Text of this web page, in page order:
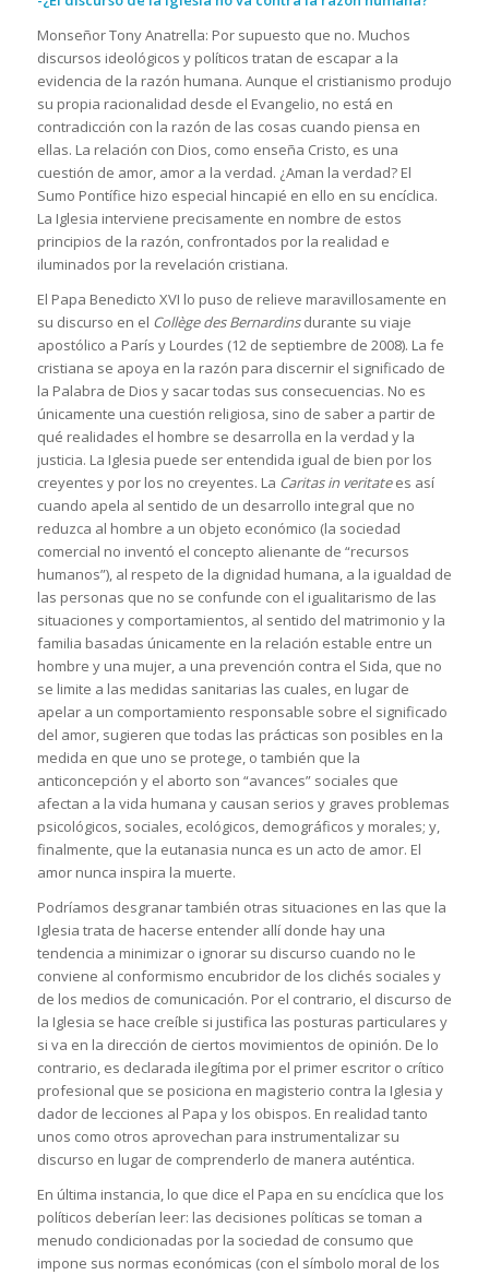
Monseñor Tony Anatrella: Por supuesto que no. Muchos
discursos ideológicos y políticos tratan de escapar a la
evidencia de la razón humana. Aunque el cristianismo produjo
su propia racionalidad desde el Evangelio, no está en
contradicción con la razón de las cosas cuando piensa en
ellas. La relación con Dios, como enseña Cristo, es una
cuestión de amor, amor a la verdad. ¿Aman la verdad? El
Sumo Pontífice hizo especial hincapié en ello en su encíclica.
La Iglesia interviene precisamente en nombre de estos
principios de la razón, confrontados por la realidad e
iluminados por la revelación cristiana.
El Papa Benedicto XVI lo puso de relieve maravillosamente en
su discurso en el Collège des Bernardinsdurante su viaje
apostólico a París y Lourdes (12 de septiembre de 2008). La fe
cristiana se apoya en la razón para discernir el significado de
la Palabra de Dios y sacar todas sus consecuencias. No es
únicamente una cuestión religiosa, sino de saber a partir de
qué realidades el hombre se desarrolla en la verdad y la
justicia. La Iglesia puede ser entendida igual de bien por los
creyentes y por los no creyentes. La Caritas in veritatees así
cuando apela al sentido de un desarrollo integral que no
reduzca al hombre a un objeto económico (la sociedad
comercial no inventó el concepto alienante de “recursos
humanos”), al respeto de la dignidad humana, a la igualdad de
las personas que no se confunde con el igualitarismo de las
situaciones y comportamientos, al sentido del matrimonio y la
familia basadas únicamente en la relación estable entre un
hombre y una mujer, a una prevención contra el Sida, que no
se limite a las medidas sanitarias las cuales, en lugar de
apelar a un comportamiento responsable sobre el significado
del amor, sugieren que todas las prácticas son posibles en la
medida en que uno se protege, o también que la
anticoncepción y el aborto son “avances” sociales que
afectan a la vida humana y causan serios y graves problemas
psicológicos, sociales, ecológicos, demográficos y morales; y,
finalmente, que la eutanasia nunca es un acto de amor. El
amor nunca inspira la muerte.
Podríamos desgranar también otras situaciones en las que la
Iglesia trata de hacerse entender allí donde hay una
tendencia a minimizar o ignorar su discurso cuando no le
conviene al conformismo encubridor de los clichés sociales y
de los medios de comunicación. Por el contrario, el discurso de
la Iglesia se hace creíble si justifica las posturas particulares y
si va en la dirección de ciertos movimientos de opinión. De lo
contrario, es declarada ilegítima por el primer escritor o crítico
profesional que se posiciona en magisterio contra la Iglesia y
dador de lecciones al Papa y los obispos. En realidad tanto
unos como otros aprovechan para instrumentalizar su
discurso en lugar de comprenderlo de manera auténtica.
En última instancia, lo que dice el Papa en su encíclica que los
políticos deberían leer: las decisiones políticas se toman a
menudo condicionadas por la sociedad de consumo que
impone sus normas económicas (con el símbolo moral de los